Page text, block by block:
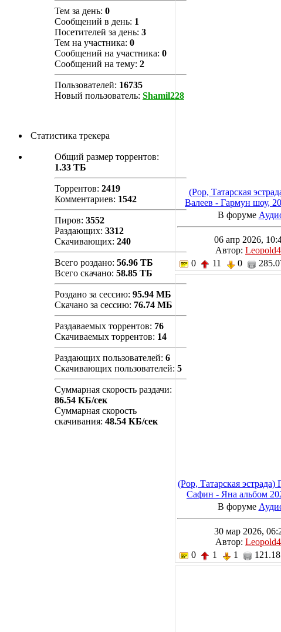
Тем за день: 0
Сообщений в день: 1
Посетителей за день: 3
Тем на участника: 0
Сообщений на участника: 0
Сообщений на тему: 2
Пользователей: 16735
Новый пользователь: Shamil228
Статистика трекера
Общий размер торрентов:
1.33 ТБ
Торрентов: 2419
Комментариев: 1542
Пиров: 3552
Раздающих: 3312
Скачивающих: 240
Всего роздано: 56.96 ТБ
Всего скачано: 58.85 ТБ
Роздано за сессию: 95.94 МБ
Скачано за сессию: 76.74 МБ
Раздаваемых торрентов: 76
Скачиваемых торрентов: 14
Раздающих пользователей: 6
Скачивающих пользователей: 5
Суммарная скорость раздачи:
86.54 КБ/сек
Суммарная скорость
скачивания: 48.54 КБ/сек
(Pop, Татарская
Валеев - Гармун шоу,
320 kbps
В форуме
06 апр 2026,
Автор:
0
11 0
(Pop, Татарская эстрада)
Сафин - Яна альбом
MP3, 320 kbps
В форуме
30 мар 2026,
Автор:
0
1 1